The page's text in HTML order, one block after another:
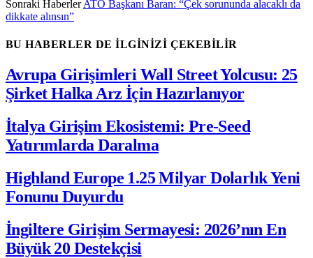
Sonraki HaberlerATO Başkanı Baran: “Çek sorununda alacaklı da
dikkate alınsın”
BU HABERLER DE İLGİNİZİ ÇEKEBİLİR
Avrupa Girişimleri Wall Street Yolcusu: 25
Şirket Halka Arz İçin Hazırlanıyor
İtalya Girişim Ekosistemi: Pre-Seed
Yatırımlarda Daralma
Highland Europe 1.25 Milyar Dolarlık Yeni
Fonunu Duyurdu
İngiltere Girişim Sermayesi: 2026’nın En
Büyük 20 Destekçisi